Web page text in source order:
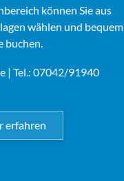
können Sie aus
wählen und bequem
buchen.
| Tel.: 07042/91940
erfahren